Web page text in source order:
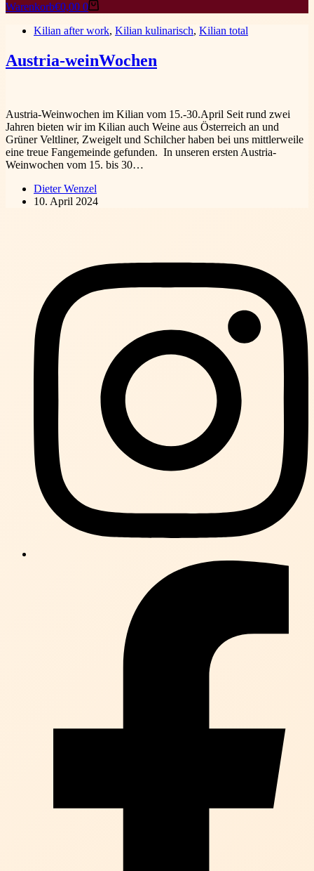
Warenkorb€0,00 0
Kilian after work, Kilian kulinarisch, Kilian total
Austria-weinWochen
Austria-Weinwochen im Kilian vom 15.-30.April Seit rund zwei
Jahren bieten wir im Kilian auch Weine aus Österreich an und
Grüner Veltliner, Zweigelt und Schilcher haben bei uns mittlerweile
eine treue Fangemeinde gefunden. In unseren ersten Austria-
Weinwochen vom 15. bis 30…
Dieter Wenzel
10. April 2024